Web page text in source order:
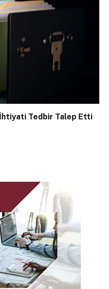
Tedbir Talep Etti